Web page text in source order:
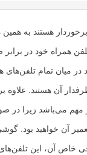
هستند به
همراه خود در برابر
در میان تمام
طرفدار آن هستند.
مهم می‌باشد زیرا
تعمیر آن خواهید بود.
خاص آن، این